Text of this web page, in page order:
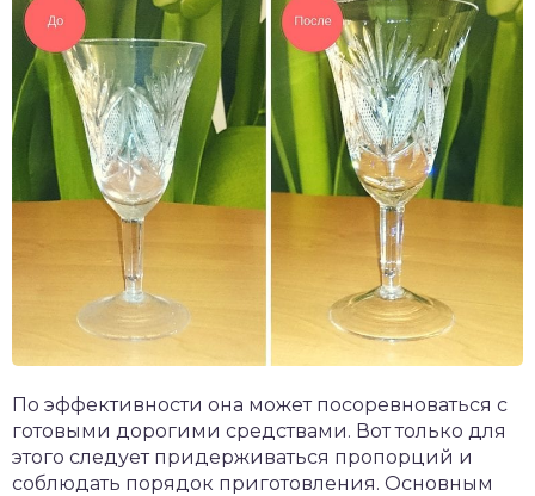
По эффективности она может посоревноваться с
готовыми дорогими средствами. Вот только для
этого следует придерживаться пропорций и
соблюдать порядок приготовления. Основным